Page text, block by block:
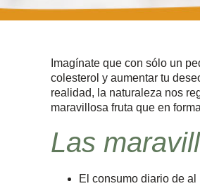
Imagínate que con sólo un
colesterol y aumentar tu
realidad, la naturaleza nos
maravillosa fruta que en
Las
El consumo diario de